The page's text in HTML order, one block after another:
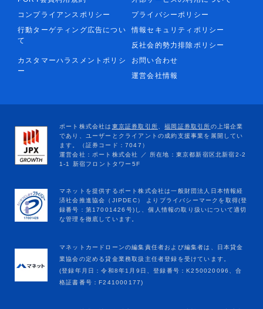
コンプライアンスポリシー
プライバシーポリシー
行動ターゲティング広告につい
て
情報セキュリティポリシー
反社会的勢力排除ポリシー
カスタマーハラスメントポリシ
ー
お問い合わせ
運営会社情報
マネットカードローンの編集責任者および編集者は、日本貸金
業協会の定める貸金業務取扱主任者登録を受けています。
(登録年月日：令和8年1月9日、登録番号：K250020096、合
格証書番号：F241000177)